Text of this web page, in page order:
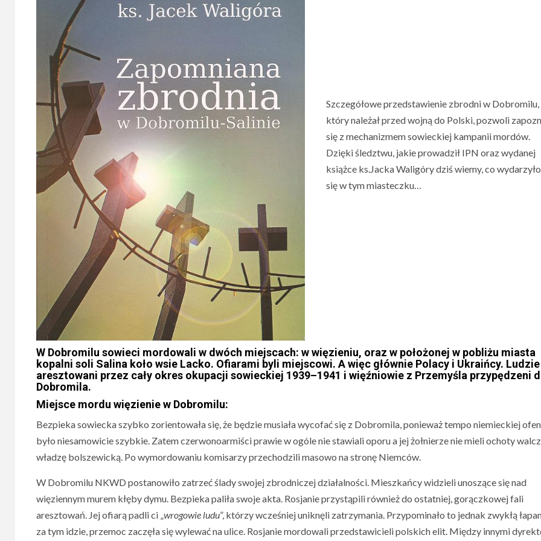
Szczegółowe przedstawienie zbrodni w Dobromilu,
który należał przed wojną do Polski, pozwoli
się z mechanizmem sowieckiej kampanii mordów.
Dzięki śledztwu, jakie prowadził IPN oraz wydanej
książce ks.Jacka Waligóry dziś wiemy, co wydarzyło
się w tym miasteczku…
W Dobromilu sowieci mordowali w dwóch miejscach: w więzieniu, oraz w położonej w pobliżu miasta
kopalni soli Salina koło wsie Lacko. Ofiarami byli miejscowi. A więc głównie Polacy i Ukraińcy. Ludzie
aresztowani przez cały okres okupacji sowieckiej 1939–1941 i więźniowie z Przemyśla przypędzeni
Dobromila.
Miejsce mordu więzienie w Dobromilu:
Bezpieka sowiecka szybko zorientowała się, że będzie musiała wycofać się z Dobromila, ponieważ tempo niemieckiej
było niesamowicie szybkie. Zatem czerwonoarmiści prawie w ogóle nie stawiali oporu a jej żołnierze nie mieli ochoty
władzę bolszewicką. Po wymordowaniu komisarzy przechodzili masowo na stronę Niemców.
W Dobromilu NKWD postanowiło zatrzeć ślady swojej zbrodniczej działalności. Mieszkańcy widzieli unoszące się nad
więziennym murem kłęby dymu. Bezpieka paliła swoje akta. Rosjanie przystąpili również do ostatniej, gorączkowej fali
aresztowań. Jej ofiarą padli ci „wrogowie ludu”, którzy wcześniej uniknęli zatrzymania. Przypominało to jednak zwykłą
za tym idzie, przemoc zaczęła się wylewać na ulice. Rosjanie mordowali przedstawicieli polskich elit. Między innymi